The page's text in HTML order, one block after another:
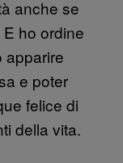
anche se
ho ordine
apparire
e poter
felice di
della vita.